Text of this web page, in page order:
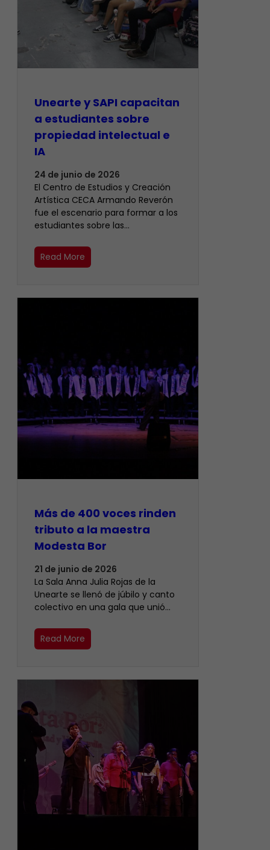
Unearte y SAPI capacitan
a estudiantes sobre
propiedad intelectual e
IA
24 de junio de 2026
El Centro de Estudios y Creación
Artística CECA Armando Reverón
fue el escenario para formar a los
estudiantes sobre las…
Read More
Más de 400 voces rinden
tributo a la maestra
Modesta Bor
21 de junio de 2026
​La Sala Anna Julia Rojas de la
Unearte se llenó de júbilo y canto
colectivo en una gala que unió…
Read More